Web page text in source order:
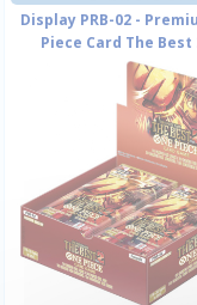
Display PRB-02 -
Piece Card The Best